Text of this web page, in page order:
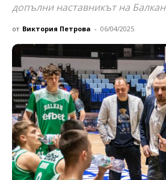
допълни наставникът на Балкан
от Виктория Петрова - 06/04/2025